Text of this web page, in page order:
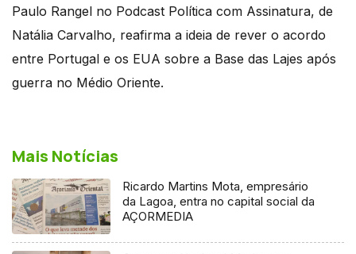
Paulo Rangel no Podcast Política com Assinatura, de
Natália Carvalho, reafirma a ideia de rever o acordo
entre Portugal e os EUA sobre a Base das Lajes após
guerra no Médio Oriente.
Mais Notícias
Ricardo Martins Mota, empresário
da Lagoa, entra no capital social da
AÇORMEDIA